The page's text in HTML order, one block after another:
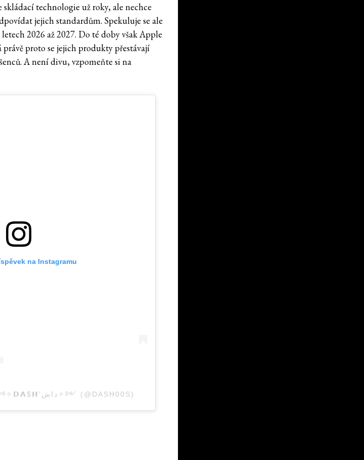
technologie už roky, ale nechce
jejich standardům. Spekuluje se ale
2026 až 2027. Do té doby však Apple
proto se jejich produkty přestávají
A není divu, vzpomeňte si na
na Instagramu
PŘÍSPĚVEK SDÍLENÝ ༺✧𝗗𝗔$𝗛'داش✧༻ (@DASH00S)